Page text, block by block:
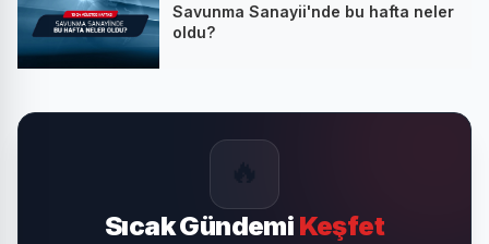
Savunma Sanayii'nde bu hafta neler
oldu?
Sıcak Gündemi Keşfet